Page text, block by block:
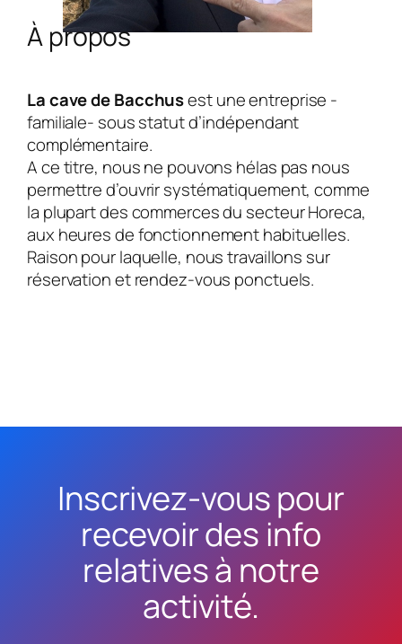
À propos
La cave de Bacchusest une entreprise -
familiale- sous statut d’indépendant
complémentaire.
A ce titre, nous ne pouvons hélas pas nous
permettre d’ouvrir systématiquement, comme
la plupart des commerces du secteur Horeca,
aux heures de fonctionnement habituelles.
Raison pour laquelle, nous travaillons sur
réservation et rendez-vous ponctuels.
Inscrivez-vous pour
recevoir des info
relatives à notre
activité.